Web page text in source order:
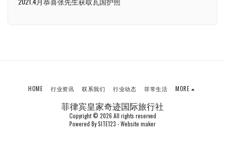
菲律宾皇家奇迹国际旅行社
Copyright © 2026 All rights reserved
Powered BySITE123 -Website maker
HOME 行业资讯 联系我们 行业动态 菲常生活 MORE